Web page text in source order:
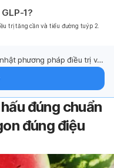
1?
trị tăng cần và tiểu đường tuýp 2.
phương pháp điều trị và
đúng chuẩn
đúng điệu